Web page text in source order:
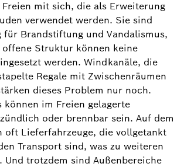
mit sich, die als Erweiterung
verwendet werden. Sie sind
für Brandstiftung und Vandalismus,
Struktur können keine
werden. Windkanäle, die
Regale mit Zwischenräumen
dieses Problem nur noch.
können im Freien gelagerte
oder brennbar sein. Auf dem
oft Lieferfahrzeuge, die vollgetankt
Transport sind, was zu weiteren
Und trotzdem sind Außenbereiche